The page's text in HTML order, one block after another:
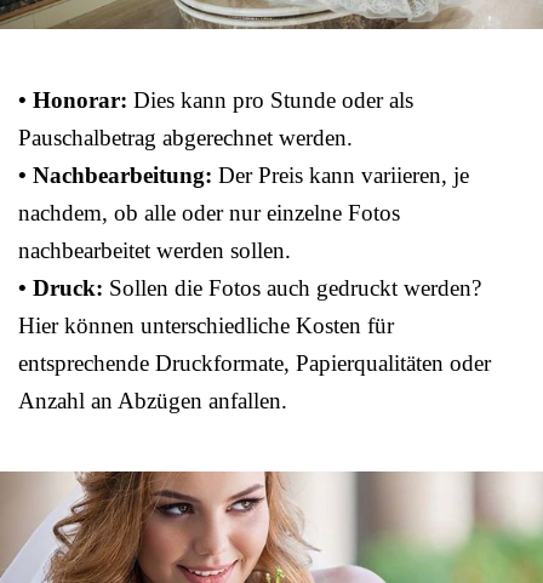
• Honorar: Dies kann pro Stunde oder als
Pauschalbetrag abgerechnet werden.
• Nachbearbeitung: Der Preis kann variieren, je
nachdem, ob alle oder nur einzelne Fotos
nachbearbeitet werden sollen.
• Druck: Sollen die Fotos auch gedruckt werden?
Hier können unterschiedliche Kosten für
entsprechende Druckformate, Papierqualitäten oder
Anzahl an Abzügen anfallen.